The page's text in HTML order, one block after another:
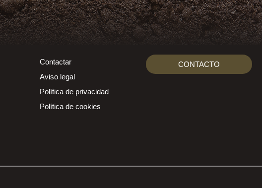
Contactar
Aviso legal
Política de privacidad
Política de cookies
CONTACTO